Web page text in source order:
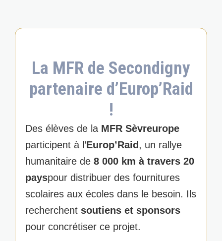
La MFR de Secondigny
partenaire d’Europ’Raid
!
Des élèves de la MFR Sèvreurope
participent à l’Europ’Raid , un rallye
humanitaire de 8 000 km à travers 20
payspour distribuer des fournitures
scolaires aux écoles dans le besoin. Ils
recherchent soutiens et sponsors
pour concrétiser ce projet.